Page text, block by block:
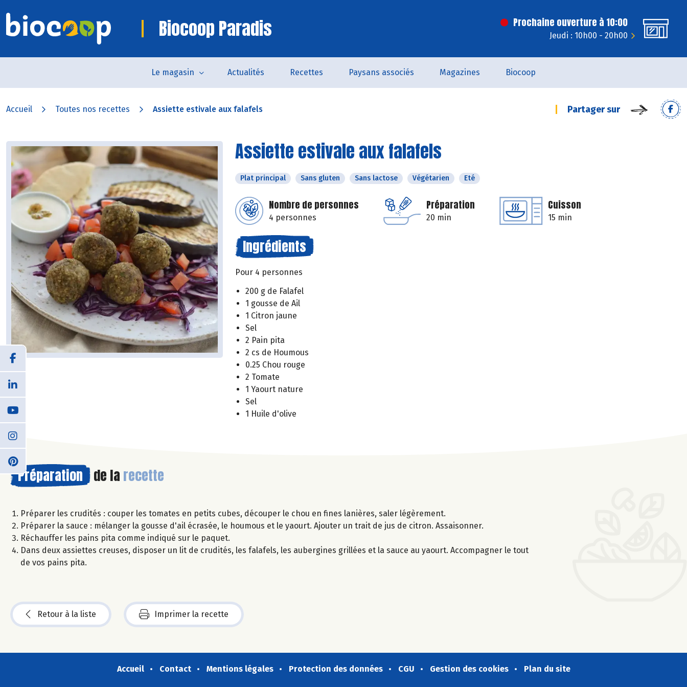
Biocoop Paradis Prochaine ouverture à 10:00
Jeudi : 10h00 - 20h00
Le magasin Actualités Recettes Paysans associés Magazines Biocoop
Accueil Toutes nos recettes Assiette estivale aux falafels Partager sur
Assiette estivale aux falafels
Plat principal Sans gluten Sans lactose Végétarien Eté
Nombre de personnes
4 personnes
Préparation
20 min
Cuisson
15 min
Ingrédients
Pour 4 personnes
200 g de Falafel
1 gousse de Ail
1 Citron jaune
Sel
2 Pain pita
2 cs de Houmous
0.25 Chou rouge
2 Tomate
1 Yaourt nature
Sel
1 Huile d'olive
Préparation de la recette
Préparer les crudités : couper les tomates en petits cubes, découper le chou en fines lanières, saler légèrement.
Préparer la sauce : mélanger la gousse d'ail écrasée, le houmous et le yaourt. Ajouter un trait de jus de citron. Assaisonner.
Réchauffer les pains pita comme indiqué sur le paquet.
Dans deux assiettes creuses, disposer un lit de crudités, les falafels, les aubergines grillées et la sauce au yaourt. Accompagner le tout
de vos pains pita.
Retour à la liste Imprimer la recette
Accueil Contact Mentions légales Protection des données CGU Gestion des cookies Plan du site